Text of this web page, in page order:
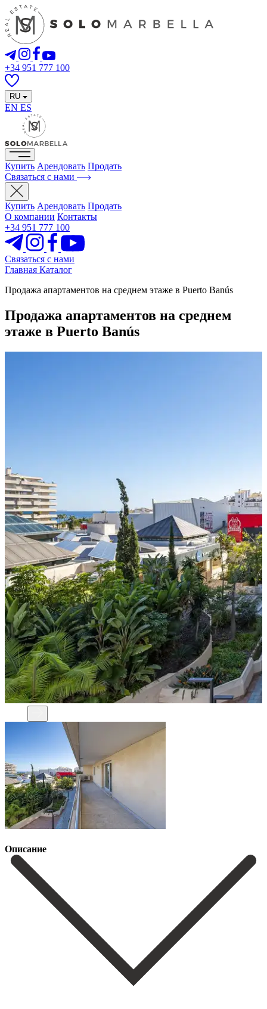
+34 951 777 100
RU
EN ES
Купить Арендовать Продать
Связаться с нами
Купить Арендовать Продать
О компании Контакты
+34 951 777 100
Связаться с нами
Главная Каталог
Продажа апартаментов на среднем этаже в Puerto Banús
Продажа апартаментов на среднем
этаже в Puerto Banús
Описание